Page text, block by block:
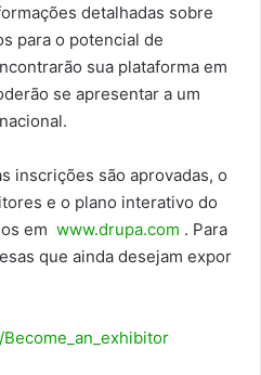
detalhadas sobre
para o potencial de
sua plataforma em
se apresentar a um
inscrições são aprovadas, o
e o plano interativo do
em www.drupa.com . Para
que ainda desejam expor